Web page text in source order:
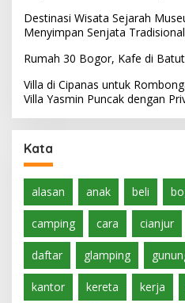
Destinasi Wisata Sejarah
Menyimpan Senjata
Rumah 30 Bogor, Kafe di
Villa di Cipanas untuk
Villa Yasmin Puncak dengan
Kata
alasan anak beli
camping cara cianjur
daftar glamping
kantor kereta kerja